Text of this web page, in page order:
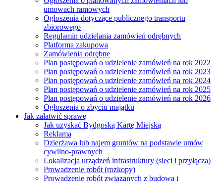
umowach ramowych
Ogłoszenia dotyczące publicznego transportu
zbiorowego
Regulamin udzielania zamówień odrębnych
Platforma zakupowa
Zamówienia odrębne
Plan postępowań o udzielenie zamówień na rok 2022
Plan postępowań o udzielenie zamówień na rok 2023
Plan postępowań o udzielenie zamówień na rok 2024
Plan postępowań o udzielenie zamówień na rok 2025
Plan postępowań o udzielenie zamówień na rok 2026
Ogłoszenia o zbyciu majątku
Jak załatwić sprawę
Jak uzyskać Bydgoską Kartę Miejską
Reklama
Dzierżawa lub najem gruntów na podstawie umów
cywilno-prawnych
Lokalizacja urządzeń infrastruktury (sieci i przyłącza)
Prowadzenie robót (rozkopy)
Prowadzenie robót związanych z budowa i